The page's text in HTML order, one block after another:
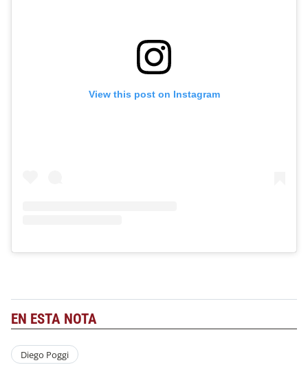
View this post on Instagram
EN ESTA NOTA
Diego Poggi